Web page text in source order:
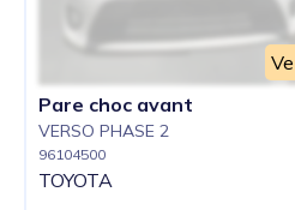
Pare choc avant
VERSO PHASE 2
96104500
TOYOTA